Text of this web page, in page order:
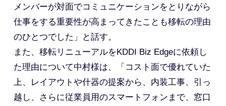
メンバーが対面でコミュニケーションをとりながら
仕事をする重要性が高まってきたことも移転の理由
のひとつでした」と話す。
また、移転リニューアルをKDDI Biz Edgeに依頼し
た理由について中村様は、「コスト面で優れていた
上、レイアウトや什器の提案から、内装工事、引っ
越し、さらに従業員用のスマートフォンまで、窓口